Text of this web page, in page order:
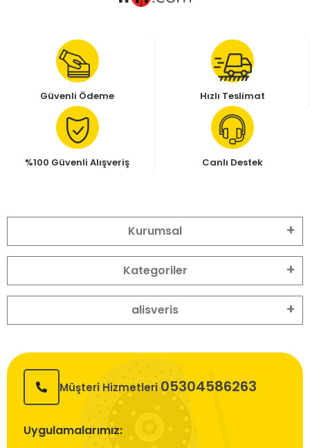
Güvenli Ödeme Hızlı Teslimat
%100 Güvenli Alışveriş Canlı Destek
Kurumsal
Kategoriler
alisveris
Müşteri Hizmetleri 05304586263
Uygulamalarımız: